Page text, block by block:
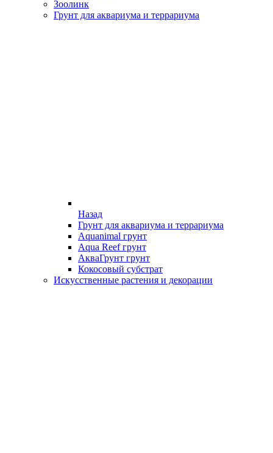
Зоолинк
Грунт для аквариума и террариума
Назад
Грунт для аквариума и террариума
Aquanimal грунт
Aqua Reef грунт
АкваГрунт грунт
Кокосовый субстрат
Искусственные растения и декорации